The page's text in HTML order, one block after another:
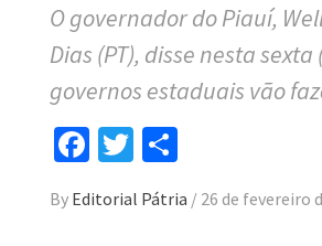
O governador do Piauí,
Dias (PT), disse nesta sexta
governos estaduais vão
Facebook
Twitter
By Editorial Pátria / 26 de fevereiro